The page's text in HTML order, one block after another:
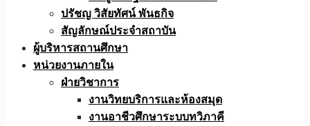
ปรัชญ วิสัยทัศน์ พันธกิจ
สัญลักษณ์ประจำสถาบัน
ผู้บริหารสถานศึกษา
หน่วยงานภายใน
ฝ่ายวิชาการ
งานวิทยบริการและห้องสมุด
งานอาชีวศึกษาระบบทวิภาคี